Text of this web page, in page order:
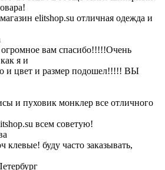
elitshop.su отличная одежда и
огромное вам спасибо!!!!!Очень
я и
и цвет и размер подошел!!!!! ВЫ
и пуховик монклер все отличного
всем советую!
клевые! буду часто заказывать,